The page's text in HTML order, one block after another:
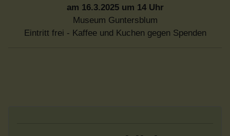
am 16.3.2025 um 14 Uhr
Museum Guntersblum
Eintritt frei - Kaffee und Kuchen gegen Spenden